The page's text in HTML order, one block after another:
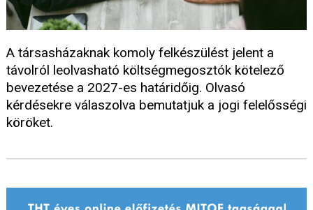
A társasházaknak komoly felkészülést jelent a
távolról leolvasható költségmegosztók kötelező
bevezetése a 2027-es határidőig. Olvasó
kérdésekre válaszolva bemutatjuk a jogi felelősségi
köröket.